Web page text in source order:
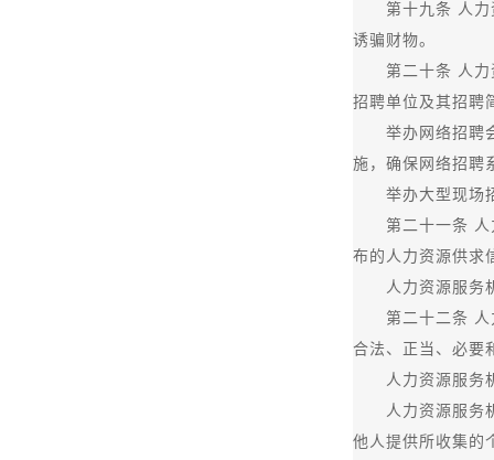
第十九条 人力资
诱骗财物。
第二十条 人力资
招聘单位及其招聘
举办网络招聘会
施，确保网络招聘
举办大型现场招
第二十一条 人力
布的人力资源供求
人力资源服务机
第二十二条 人力
合法、正当、必要
人力资源服务机
人力资源服务机
他人提供所收集的